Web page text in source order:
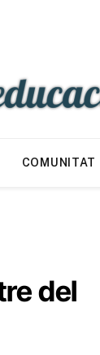
COMUNITAT
del